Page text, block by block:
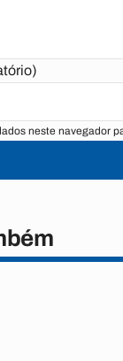
neste navegador